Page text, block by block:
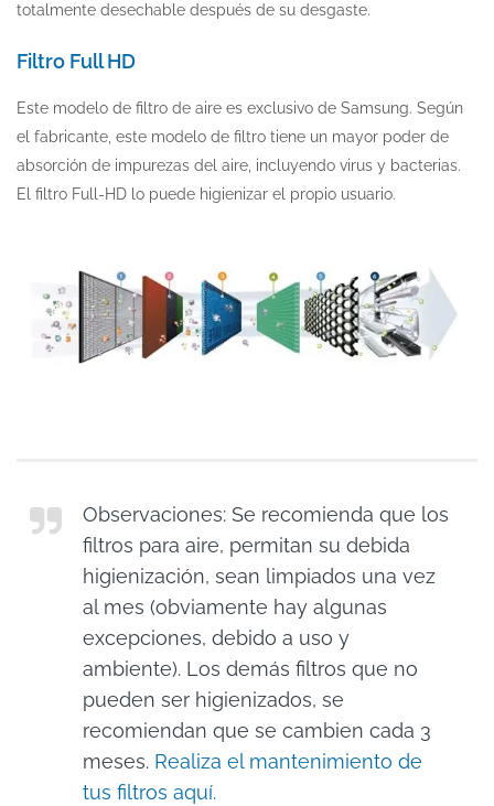
totalmente desechable después de su desgaste.
Filtro Full HD
Este modelo de filtro de aire es exclusivo de Samsung. Según
el fabricante, este modelo de filtro tiene un mayor poder de
absorción de impurezas del aire, incluyendo virus y bacterias.
El filtro Full-HD lo puede higienizar el propio usuario.
Observaciones: Se recomienda que los
filtros para aire, permitan su debida
higienización, sean limpiados una vez
al mes (obviamente hay algunas
excepciones, debido a uso y
ambiente). Los demás filtros que no
pueden ser higienizados, se
recomiendan que se cambien cada 3
meses. Realiza el mantenimiento de
tus filtros aquí.